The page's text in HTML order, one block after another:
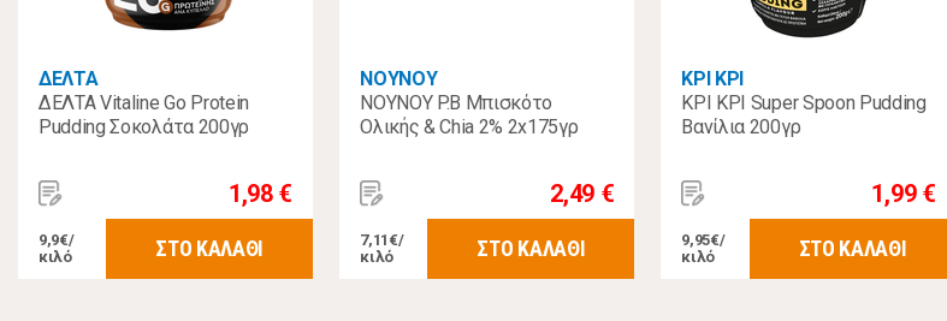
ΔΕΛΤΑ
ΔΕΛΤΑ Vitaline Go Protein
Pudding Σοκολάτα 200γρ
1,98 €
9,9€/
κιλό
ΣΤΟ ΚΑΛΑΘΙ
NOYNOY
NOYNOY P.B Μπισκότο
Ολικής & Chia 2% 2x175γρ
2,49 €
7,11€/
κιλό
ΣΤΟ ΚΑΛΑΘΙ
ΚΡΙ ΚΡΙ
ΚΡΙ ΚΡΙ Super Spoon Pudding
Βανίλια 200γρ
1,99 €
9,95€/
κιλό
ΣΤΟ ΚΑΛΑΘΙ